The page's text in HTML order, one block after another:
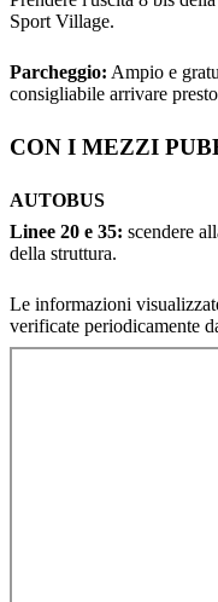
Sport Village.
Parcheggio: Ampio e
consigliabile arrivare
CON I MEZZI
AUTOBUS
Linee 20 e 35: scendere
della struttura.
Le informazioni
verificate periodicamente